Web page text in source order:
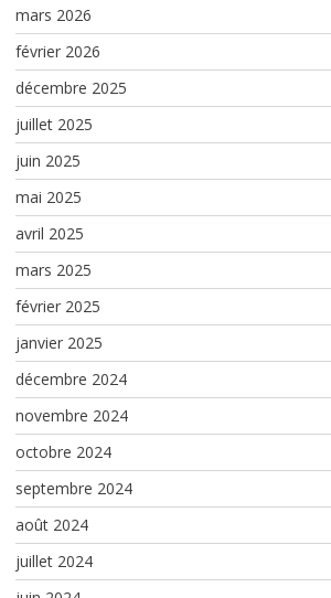
mars 2026
février 2026
décembre 2025
juillet 2025
juin 2025
mai 2025
avril 2025
mars 2025
février 2025
janvier 2025
décembre 2024
novembre 2024
octobre 2024
septembre 2024
août 2024
juillet 2024